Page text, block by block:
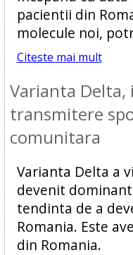
pacientii din
molecule noi,
Citeste mai mult
Varianta Delta,
transmitere
comunitara
Varianta Delta a
devenit
tendinta de a
Romania. Este
din Romania.